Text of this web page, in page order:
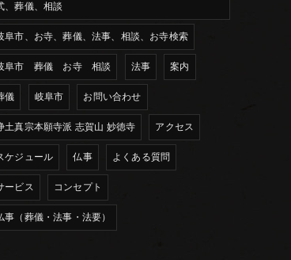
、葬儀、相談
阜市、お寺、葬儀、法事、相談、お寺検索
阜市 葬儀 お寺 相談 法事 案内
儀 岐阜市 お問い合わせ
土真宗本願寺派 志賀山 妙徳寺 アクセス
ケジュール 仏事 よくある質問
ービス コンセプト
事（葬儀・法事・法要）